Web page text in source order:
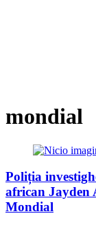
mondial
Poliția
african Jayden
Mondial